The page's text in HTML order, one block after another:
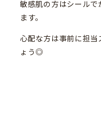
敏感肌の方はシールで
ます。
心配な方は事前に担当
ょう◎